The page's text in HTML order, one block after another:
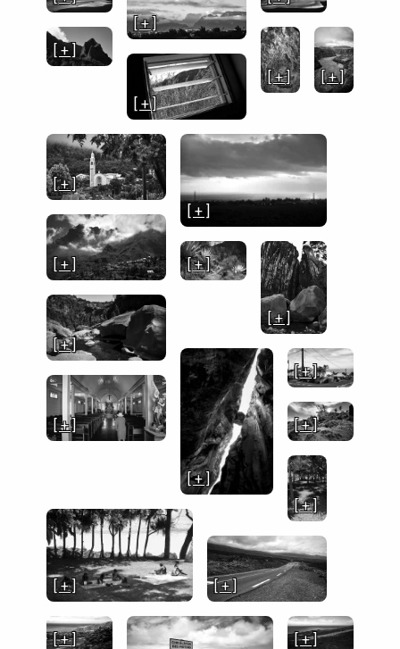
[ + ]
[ + ]
[ + ]
[ + ]
[ + ]
[ + ]
[ + ]
[ + ] [ + ]
[ + ]
[ + ]
[ + ]
[ + ]
[ + ]
[ + ]
[ + ]
[ + ]
[ + ]
[ + ] [ + ]